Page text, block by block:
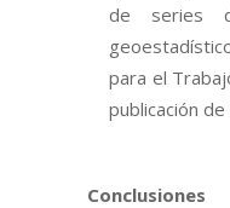
de series
para el
publicación
Conclusiones